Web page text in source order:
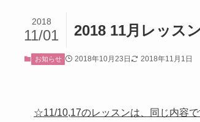
2018 11月レッス
2018
11/01
お知らせ 2018年10月23日 2018年11月1日
☆11/10,17のレッスンは、同じ内容で